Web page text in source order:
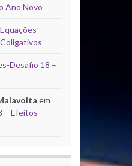
Ano Novo
Equações-
Desafio 18 –
em
– Efeitos